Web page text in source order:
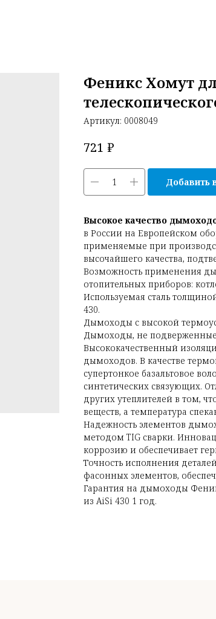
Феникс Хомут
Артикул: 0008049
721 ₽
Добавить
Высокое качество
в России на Европейском
применяемые при
высочайшего качества,
Возможность применения
отопительных приборов:
Используемая сталь
430.
Дымоходы с высокой
Дымоходы, не
Высококачественный
дымоходов. В качестве
супертонкое базальтовое
синтетических связующих.
других утеплителей в том,
веществ, а температура
Надежность элементов
методом TIG сварки.
коррозию и обеспечивает
Точность исполнения
фасонных элементов,
Гарантия на дымоходы
из AiSi 430 1 год.